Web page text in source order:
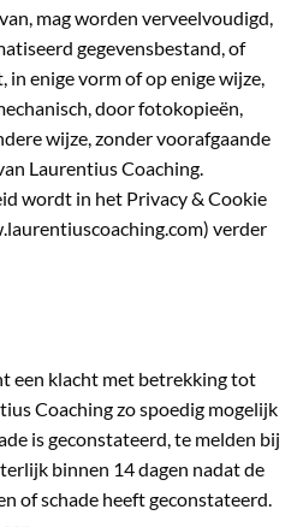
mag worden verveelvoudigd,
gegevensbestand, of
enige vorm of op enige wijze,
door fotokopieën,
wijze, zonder voorafgaande
Laurentius Coaching.
wordt in het Privacy & Cookie
verder
een klacht met betrekking tot
Coaching zo spoedig mogelijk
is geconstateerd, te melden bij
binnen 14 dagen nadat de
of schade heeft geconstateerd.